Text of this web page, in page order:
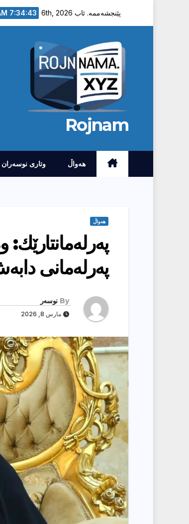
پێنجشەممە. ئاب 6th, 2026 7:34:44 AM
Rojnam
هەواڵ وتارى نوسەران
هەواڵ
پەرلەمانی
By نوسەر
مارس 8, 2026